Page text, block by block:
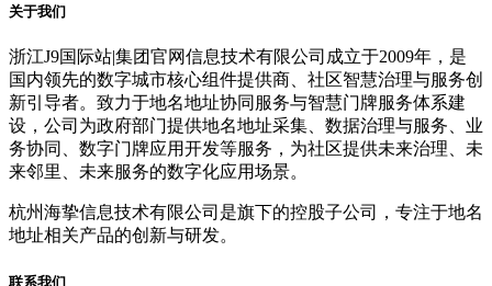
关于我们
浙江J9国际站|集团官网信息技术有限公司成立于2009年，是
国内领先的数字城市核心组件提供商、社区智慧治理与服务创
新引导者。致力于地名地址协同服务与智慧门牌服务体系建
设，公司为政府部门提供地名地址采集、数据治理与服务、业
务协同、数字门牌应用开发等服务，为社区提供未来治理、未
来邻里、未来服务的数字化应用场景。
杭州海挚信息技术有限公司是旗下的控股子公司，专注于地名
地址相关产品的创新与研发。
联系我们